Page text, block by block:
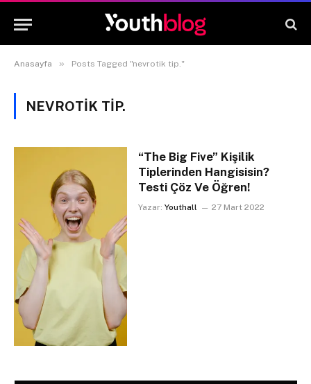
Anasayfa » Posts Tagged "nevrotik tip."
NEVROTIK TIP.
“The Big Five” Kişilik
Tiplerinden Hangisisin?
Testi Çöz Ve Öğren!
Yazar: Youthall 27 Mart 2022